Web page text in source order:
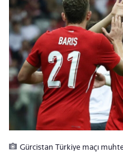
Gürcistan Türkiye maçı